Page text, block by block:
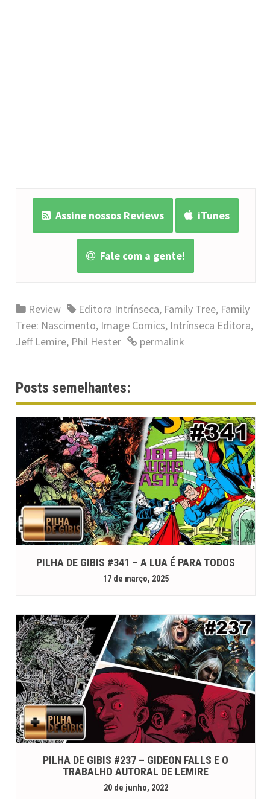
Assine nossos Reviews iTunes
Fale com a gente!
Review Editora Intrínseca, Family Tree, Family
Tree: Nascimento, Image Comics, Intrínseca Editora,
Jeff Lemire, Phil Hester permalink
Posts semelhantes:
PILHA DE GIBIS #341 – A LUA É PARA TODOS
17 de março, 2025
PILHA DE GIBIS #237 – GIDEON FALLS E O
TRABALHO AUTORAL DE LEMIRE
20 de junho, 2022